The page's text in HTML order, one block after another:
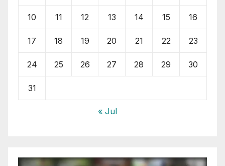
10 11 12 13 14 15 16
17 18 19 20 21 22 23
24 25 26 27 28 29 30
31
« Jul